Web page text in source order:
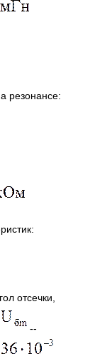
резонансе:
отсечки,
--